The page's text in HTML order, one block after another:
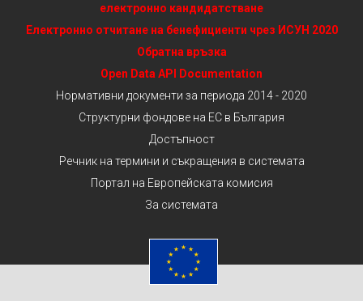
електронно кандидатстване
Електронно отчитане на бенефициенти чрез ИСУН 2020
Обратна връзка
Open Data API Documentation
Нормативни документи за периода 2014 - 2020
Структурни фондове на ЕС в България
Достъпност
Речник на термини и съкращения в системата
Портал на Европейската комисия
За системата